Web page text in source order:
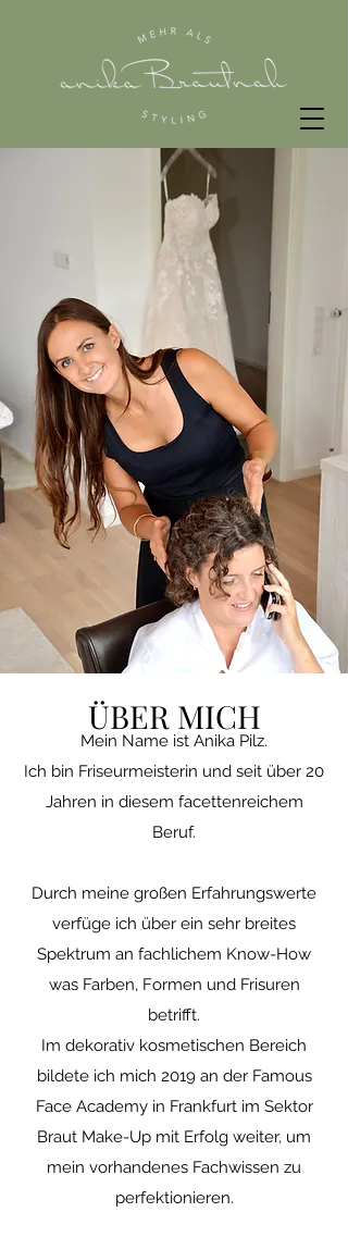
Mein Name ist Anika Pilz.
Ich bin Friseurmeisterin und seit über 20
Jahren in diesem facettenreichem
Beruf.
Durch meine großen Erfahrungswerte
verfüge ich über ein sehr breites
Spektrum an fachlichem Know-How
was Farben, Formen und Frisuren
betrifft.
Im dekorativ kosmetischen Bereich
bildete ich mich 2019 an der Famous
Face Academy in Frankfurt im Sektor
Braut Make-Up mit Erfolg weiter, um
mein vorhandenes Fachwissen zu
perfektionieren.
ÜBER MICH